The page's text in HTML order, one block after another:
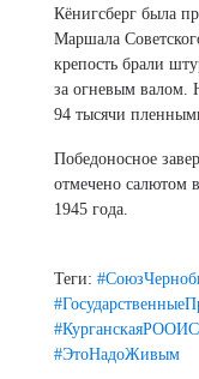
Кёнигсберг была
Маршала
крепость брали
за огневым валом.
94 тысячи
Победоносное
отмечено салютом
1945 года.
Теги:
#ЭтоНадоЖивым